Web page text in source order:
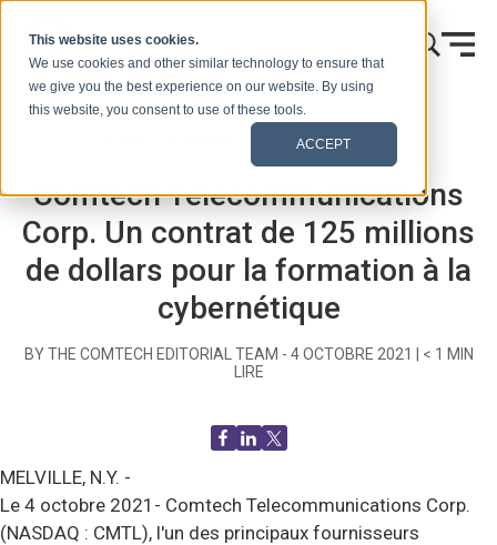
This website uses cookies.
We use cookies and other similar technology to ensure that
we give you the best experience on our website. By using
this website, you consent to use of these tools.
ACCEPT
Communiqués de presse
Comtech Telecommunications
Corp. Un contrat de 125 millions
de dollars pour la formation à la
cybernétique
BY THE COMTECH EDITORIAL TEAM - 4 OCTOBRE 2021 < 1 MIN
LIRE
MELVILLE, N.Y. -
Le 4 octobre 2021- Comtech Telecommunications Corp.
(NASDAQ : CMTL), l'un des principaux fournisseurs